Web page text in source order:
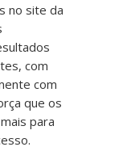
no site da
com
com
que os
para